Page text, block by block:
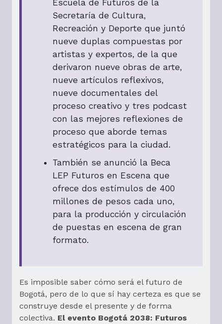
Escuela de Futuros de la
Secretaría de Cultura,
Recreación y Deporte que juntó
nueve duplas compuestas por
artistas y expertos, de la que
derivaron nueve obras de arte,
nueve artículos reflexivos,
nueve documentales del
proceso creativo y tres podcast
con las mejores reflexiones de
proceso que aborde temas
estratégicos para la ciudad.
También se anunció la Beca
LEP Futuros en Escena que
ofrece dos estímulos de 400
millones de pesos cada uno,
para la producción y circulación
de puestas en escena de gran
formato.
Es imposible saber cómo será el futuro de
Bogotá, pero de lo que sí hay certeza es que se
construye desde el presente y de forma
colectiva. El evento Bogotá 2038: Futuros